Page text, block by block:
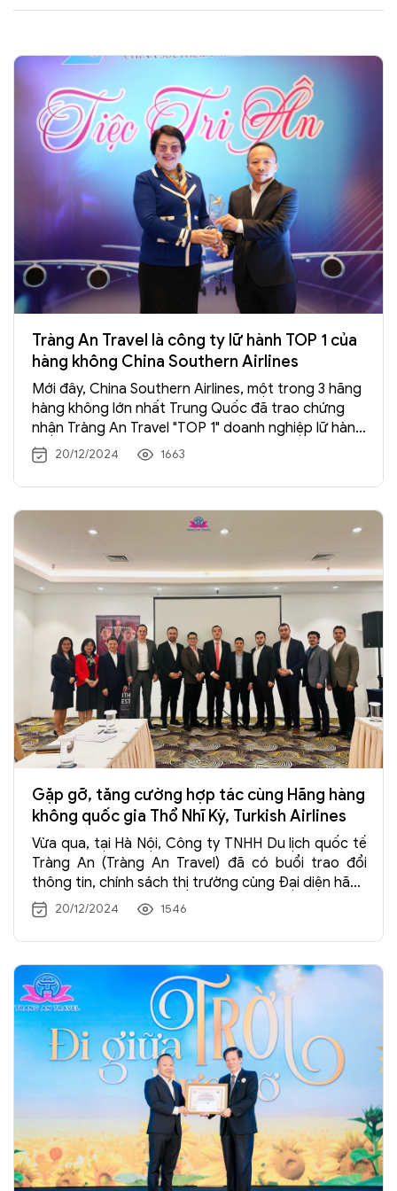
Tràng An Travel là công ty lữ hành TOP 1 của
hàng không China Southern Airlines
Mới đây, China Southern Airlines, một trong 3 hãng
hàng không lớn nhất Trung Quốc đã trao chứng
nhận Tràng An Travel "TOP 1" doanh nghiệp lữ hành
tại Việt Nam...
20/12/2024 1663
Gặp gỡ, tăng cường hợp tác cùng Hãng hàng
không quốc gia Thổ Nhĩ Kỳ, Turkish Airlines
Vừa qua, tại Hà Nội, Công ty TNHH Du lịch quốc tế
Tràng An (Tràng An Travel) đã có buổi trao đổi
thông tin, chính sách thị trường cùng Đại diện hãng
hàng không quốc gia Thổ Nhĩ Kỳ, Turkish Airline
20/12/2024 1546